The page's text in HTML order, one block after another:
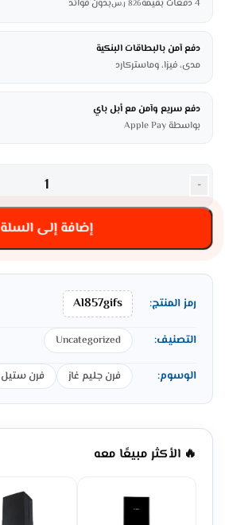
4 دفعات بقيمة
826 ر.سبدون فوائد
دفع آمن بالبطاقات البنكية
مدى، فيزا، وماستركارد
دفع سريع وآمن مع أبل باي
بواسطة Apple Pay
-
إضافة إلى السلة
رمز المنتج: Al857gifs
التصنيف: Uncategorized
الوسوم: فرن جليم غاز فرن ستيل
🔥 الأكثر مبيعًا معه